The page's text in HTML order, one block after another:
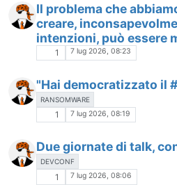
Il problema che
creare,
intenzioni, può essere
1 7 lug 2026, 08:23
"Hai democratizzato il
RANSOMWARE
1 7 lug 2026, 08:19
Due giornate di talk,
DEVCONF
1 7 lug 2026, 08:06